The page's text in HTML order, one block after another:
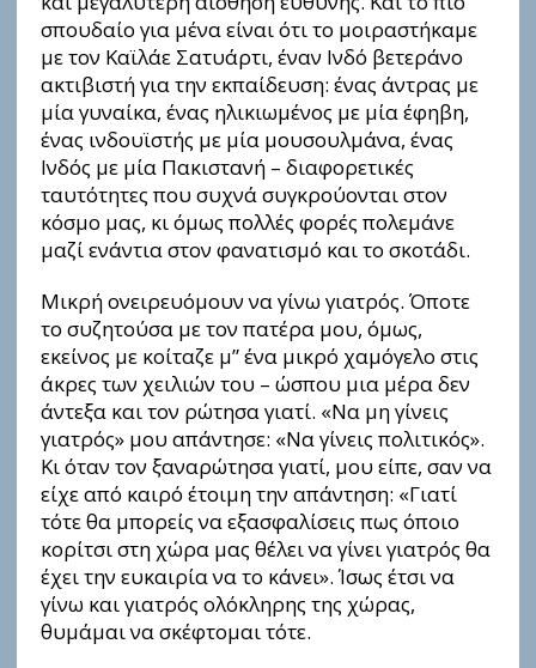
σπουδαίο για μένα είναι ότι το μοιραστήκαμε
με τον Καϊλάε Σατυάρτι, έναν Ινδό βετεράνο
ακτιβιστή για την εκπαίδευση: ένας άντρας με
μία γυναίκα, ένας ηλικιωμένος με μία έφηβη,
ένας ινδουϊστής με μία μουσουλμάνα, ένας
Ινδός με μία Πακιστανή – διαφορετικές
ταυτότητες που συχνά συγκρούονται στον
κόσμο μας, κι όμως πολλές φορές πολεμάνε
μαζί ενάντια στον φανατισμό και το σκοτάδι.
Μικρή ονειρευόμουν να γίνω γιατρός. Όποτε
το συζητούσα με τον πατέρα μου, όμως,
εκείνος με κοίταζε μ” ένα μικρό χαμόγελο στις
άκρες των χειλιών του – ώσπου μια μέρα δεν
άντεξα και τον ρώτησα γιατί. «Να μη γίνεις
γιατρός» μου απάντησε: «Να γίνεις πολιτικός».
Κι όταν τον ξαναρώτησα γιατί, μου είπε, σαν να
είχε από καιρό έτοιμη την απάντηση: «Γιατί
τότε θα μπορείς να εξασφαλίσεις πως όποιο
κορίτσι στη χώρα μας θέλει να γίνει γιατρός θα
έχει την ευκαιρία να το κάνει». Ίσως έτσι να
γίνω και γιατρός ολόκληρης της χώρας,
θυμάμαι να σκέφτομαι τότε.